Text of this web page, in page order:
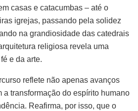
casas e catacumbas – até o
igrejas, passando pela solidez
na grandiosidade das catedrais
religiosa revela uma
e da arte.
reflete não apenas avanços
a transformação do espírito humano
Reafirma, por isso, que o